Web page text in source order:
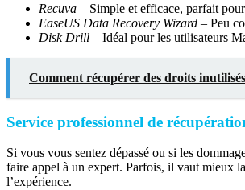
Recuva – Simple et efficace, parfait
EaseUS Data Recovery Wizard – Peu
Disk Drill – Idéal pour les utilisateurs
Comment récupérer des droits
Service professionnel de
Si vous vous sentez dépassé ou si les
faire appel à un expert. Parfois, il vaut mieux
l’expérience.